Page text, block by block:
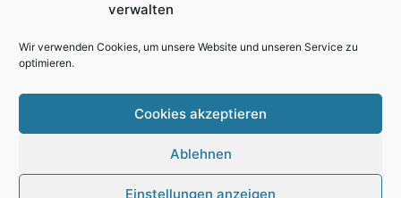
verwalten
Wir verwenden Cookies, um unsere Website und unseren Service zu
optimieren.
Cookies akzeptieren
Ablehnen
Einstellungen anzeigen
19:30 - 22:00
Ort:SAV-Vereinsheim Schriesheim
Datenschutzerklärung